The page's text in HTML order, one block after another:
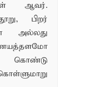
ஆவர்.
பிறர்
அல்லது
கொண்டு